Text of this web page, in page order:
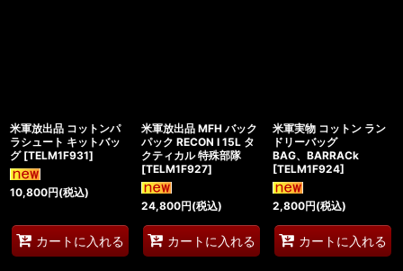
米軍放出品 コットンパ
ラシュート キットバッ
グ [TELM1F931]
10,800円(税込)
カートに入れる
米軍放出品 MFH バック
パック RECON I 15L タ
クティカル 特殊部隊
[TELM1F927]
24,800円(税込)
カートに入れる
米軍実物 コットン ラン
ドリーバッグ
BAG、BARRACk
[TELM1F924]
2,800円(税込)
カートに入れる